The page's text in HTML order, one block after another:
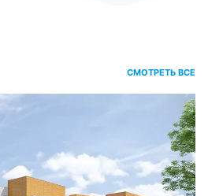
СМОТРЕТЬ ВСЕ